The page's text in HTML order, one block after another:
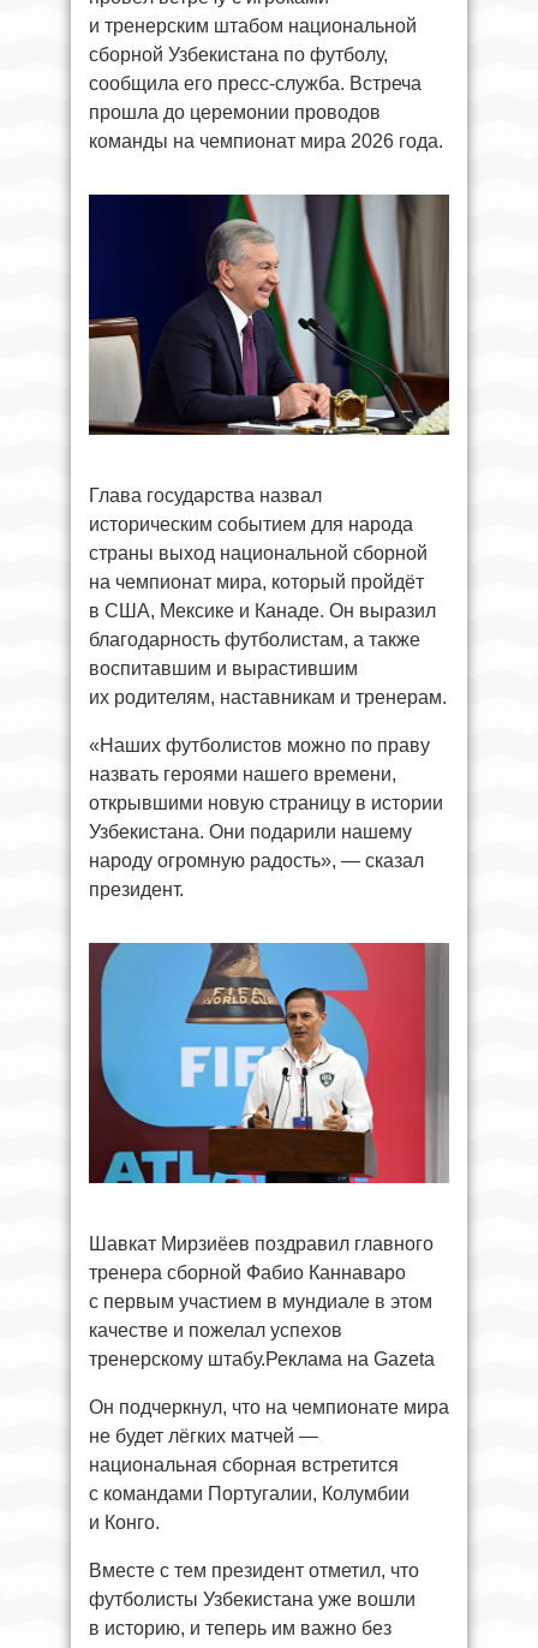
и тренерским штабом национальной
сборной Узбекистана по футболу,
сообщила его пресс-служба. Встреча
прошла до церемонии проводов
команды на чемпионат мира 2026 года.
Глава государства назвал
историческим событием для народа
страны выход национальной сборной
на чемпионат мира, который пройдёт
в США, Мексике и Канаде. Он выразил
благодарность футболистам, а также
воспитавшим и вырастившим
их родителям, наставникам и тренерам.
«Наших футболистов можно по праву
назвать героями нашего времени,
открывшими новую страницу в истории
Узбекистана. Они подарили нашему
народу огромную радость», — сказал
президент.
Шавкат Мирзиёев поздравил главного
тренера сборной Фабио Каннаваро
с первым участием в мундиале в этом
качестве и пожелал успехов
тренерскому штабу.Реклама на Gazeta
Он подчеркнул, что на чемпионате мира
не будет лёгких матчей —
национальная сборная встретится
с командами Португалии, Колумбии
и Конго.
Вместе с тем президент отметил, что
футболисты Узбекистана уже вошли
в историю, и теперь им важно без